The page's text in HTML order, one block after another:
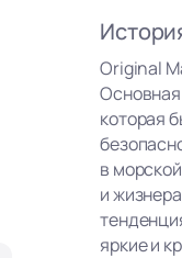
Original
которая
в
и
яркие и